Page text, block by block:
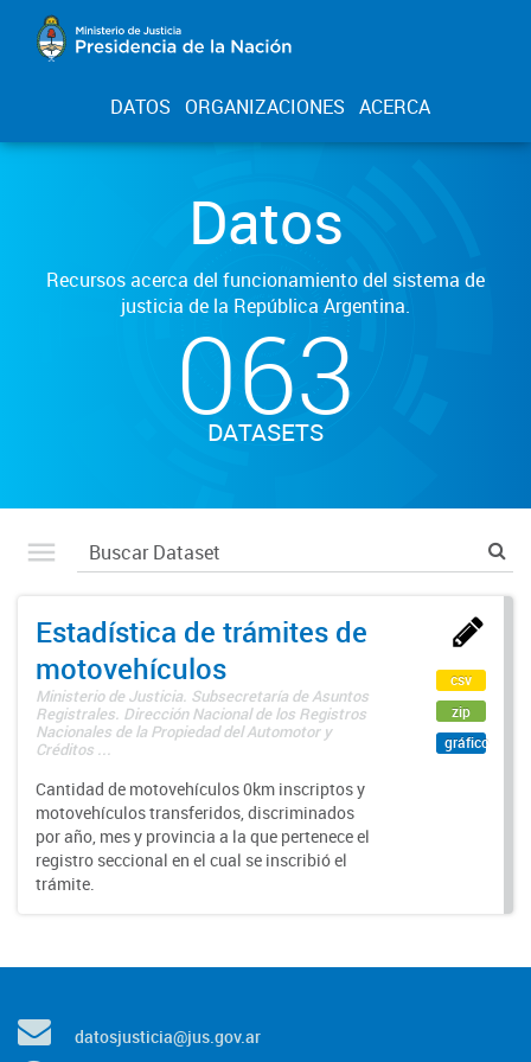
DATOS ORGANIZACIONES ACERCA
Datos
Recursos acerca del funcionamiento del sistema de
justicia de la República Argentina.
063
DATASETS
Estadística de trámites de
motovehículos
Ministerio de Justicia. Subsecretaría de Asuntos
Registrales. Dirección Nacional de los Registros
Nacionales de la Propiedad del Automotor y
Créditos ...
Cantidad de motovehículos 0km inscriptos y
motovehículos transferidos, discriminados
por año, mes y provincia a la que pertenece el
registro seccional en el cual se inscribió el
trámite.
csv
zip
gráfico
datosjusticia@jus.gov.ar